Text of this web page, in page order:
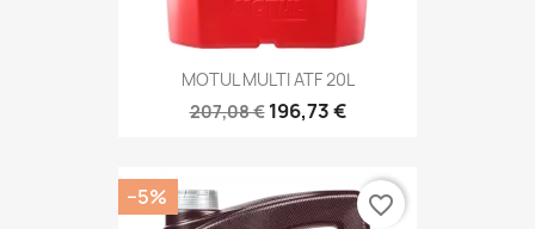
MOTUL MULTI ATF 20L
207,08 € 196,73 €
−5% favorite_border